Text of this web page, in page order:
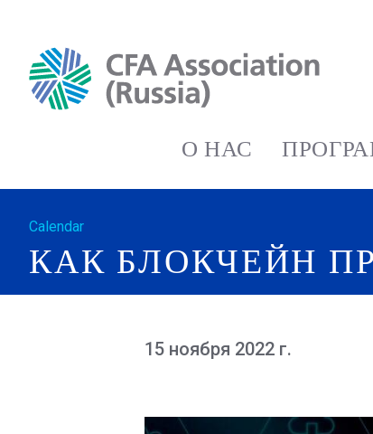
О НАС
Calendar
КАК БЛОКЧЕЙН
15 ноября 2022 г.